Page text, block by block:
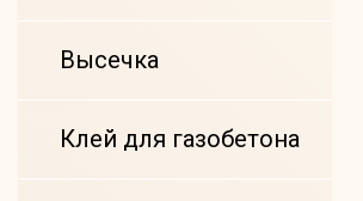
Высечка
Клей для газобетона